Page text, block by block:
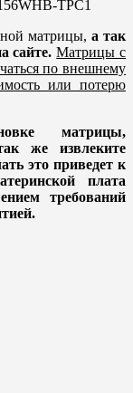
TPC1
матрицы, а так
сайте.Матрицы с
по внешнему
или потерю
матрицы,
же извлеките
это приведет к
плата
требований